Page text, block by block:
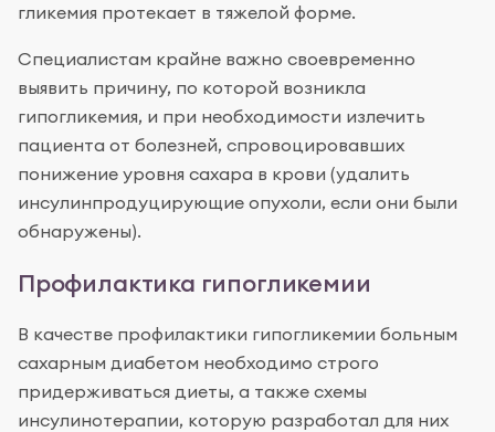
гликемия протекает в тяжелой форме.
Специалистам крайне важно своевременно
выявить причину, по которой возникла
гипогликемия, и при необходимости излечить
пациента от болезней, спровоцировавших
понижение уровня сахара в крови (удалить
инсулинпродуцирующие опухоли, если они были
обнаружены).
Профилактика гипогликемии
В качестве профилактики гипогликемии больным
сахарным диабетом необходимо строго
придерживаться диеты, а также схемы
инсулинотерапии, которую разработал для них